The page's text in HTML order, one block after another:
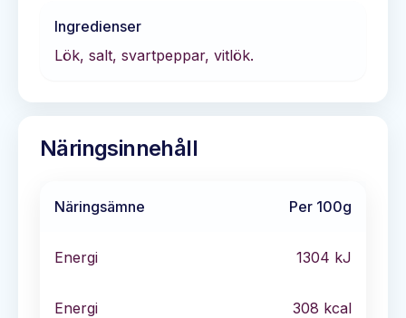
Ingredienser
Lök, salt, svartpeppar, vitlök.
Näringsinnehåll
Näringsämne Per 100g
Energi 1304 kJ
Energi 308 kcal